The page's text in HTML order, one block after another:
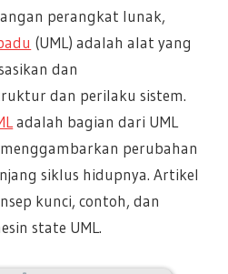
perangkat lunak,
(UML) adalah alat yang
dan
dan perilaku sistem.
adalah bagian dari UML
perubahan
siklus hidupnya. Artikel
kunci, contoh, dan
state UML.